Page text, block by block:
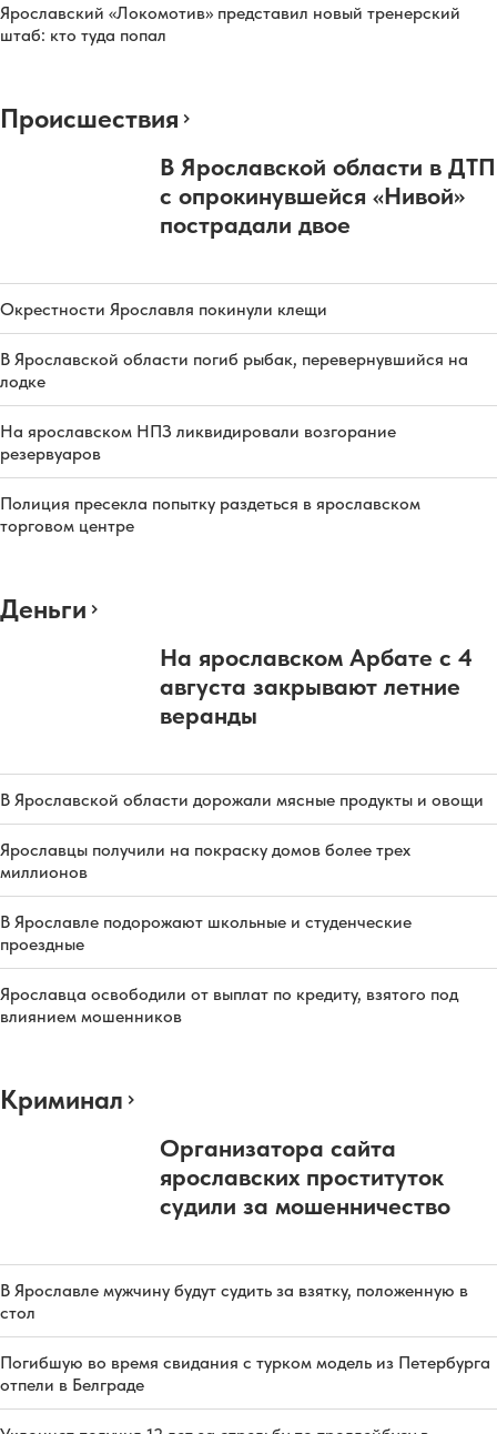
Ярославский «Локомотив» представил новый тренерский
штаб: кто туда попал
Происшествия
В Ярославской области в ДТП
с опрокинувшейся «Нивой»
пострадали двое
Окрестности Ярославля покинули клещи
В Ярославской области погиб рыбак, перевернувшийся на
лодке
На ярославском НПЗ ликвидировали возгорание
резервуаров
Полиция пресекла попытку раздеться в ярославском
торговом центре
Деньги
На ярославском Арбате с 4
августа закрывают летние
веранды
В Ярославской области дорожали мясные продукты и овощи
Ярославцы получили на покраску домов более трех
миллионов
В Ярославле подорожают школьные и студенческие
проездные
Ярославца освободили от выплат по кредиту, взятого под
влиянием мошенников
Криминал
Организатора сайта
ярославских проституток
судили за мошенничество
В Ярославле мужчину будут судить за взятку, положенную в
стол
Погибшую во время свидания с турком модель из Петербурга
отпели в Белграде